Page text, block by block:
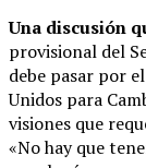
Una discusión
provisional del
debe pasar por
Unidos para
visiones que
«No hay que